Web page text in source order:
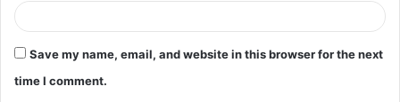
Save my name, email, and website in this browser for the next
time I comment.